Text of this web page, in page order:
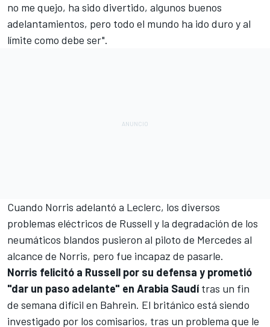
no me quejo, ha sido divertido, algunos buenos
adelantamientos, pero todo el mundo ha ido duro y al
límite como debe ser".
Cuando Norris adelantó a Leclerc, los diversos
problemas eléctricos de Russell y la degradación de los
neumáticos blandos pusieron al piloto de Mercedes al
alcance de Norris, pero fue incapaz de pasarle.
Norris felicitó a Russell por su defensa y prometió
"dar un paso adelante" en Arabia Saudítras un fin
de semana difícil en Bahrein. El británico está siendo
investigado por los comisarios, tras un problema que le